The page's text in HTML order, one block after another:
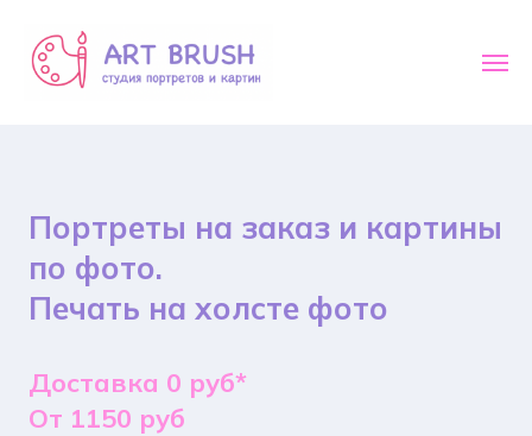
Портреты на заказ и картины
по фото.
Печать на холсте фото
Доставка 0 руб*
От 1150 руб